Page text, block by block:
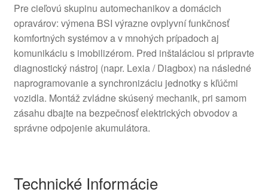
Pre cieľovú skupinu automechanikov a domácich
opravárov: výmena BSI výrazne ovplyvní funkčnosť
komfortných systémov a v mnohých prípadoch aj
komunikáciu s imobilizérom. Pred inštaláciou si pripravte
diagnostický nástroj (napr. Lexia / Diagbox) na následné
naprogramovanie a synchronizáciu jednotky s kľúčmi
vozidla. Montáž zvládne skúsený mechanik, pri samom
zásahu dbajte na bezpečnosť elektrických obvodov a
správne odpojenie akumulátora.
Technické Informácie